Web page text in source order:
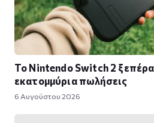
Το Nintendo Switch 2
εκατομμύρια πωλήσεις
6 Αυγούστου 2026